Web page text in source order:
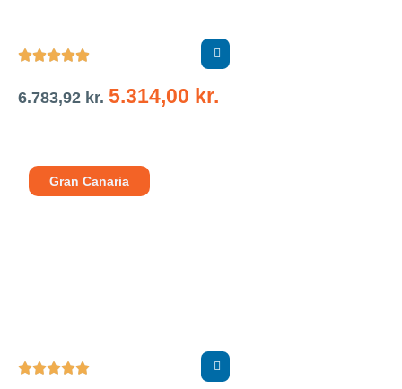

6.783,92kr. 5.314,00 kr.
Gran Canaria
